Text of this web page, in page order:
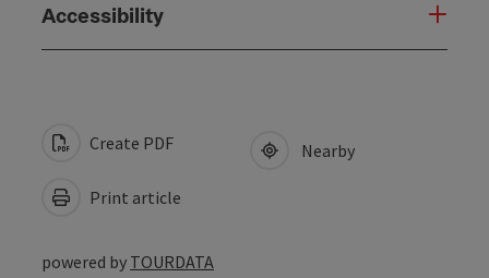
Accessibility
Create PDF
Print article
Nearby
powered by TOURDATA